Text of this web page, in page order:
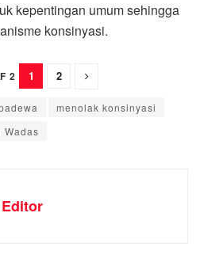
kepentingan umum sehingga
konsinyasi.
2 1 2
menolak konsinyasi
Wadas
Editor